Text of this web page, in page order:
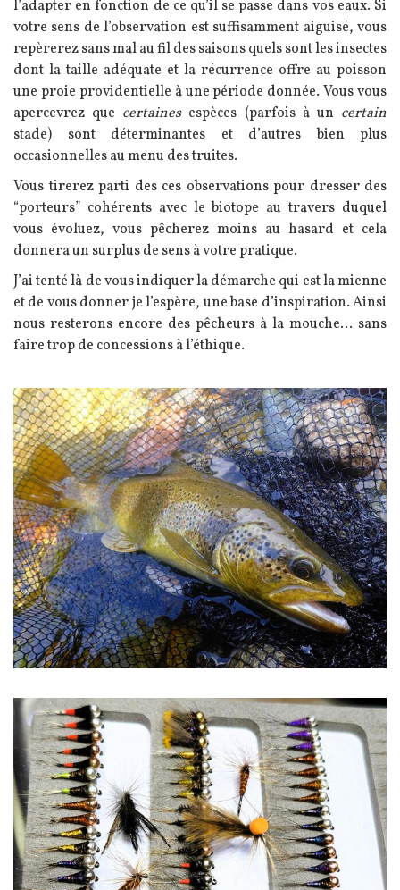
l’adapter en fonction de ce qu’il se passe dans vos eaux. Si
votre sens de l’observation est suffisamment aiguisé, vous
repèrerez sans mal au fil des saisons quels sont les insectes
dont la taille adéquate et la récurrence offre au poisson
une proie providentielle à une période donnée. Vous vous
apercevrez que certainesespèces (parfois à un certain
stade) sont déterminantes et d’autres bien plus
occasionnelles au menu des truites.
Vous tirerez parti des ces observations pour dresser des
“porteurs” cohérents avec le biotope au travers duquel
vous évoluez, vous pêcherez moins au hasard et cela
donnera un surplus de sens à votre pratique.
J’ai tenté là de vous indiquer la démarche qui est la mienne
et de vous donner je l’espère, une base d’inspiration.Ainsi
nous resterons encore des pêcheurs à la mouche... sans
faire trop de concessions à l’éthique.
Image
Image